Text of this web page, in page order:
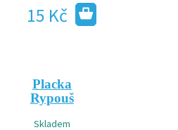
15 Kč
Placka
Rypouš
Skladem